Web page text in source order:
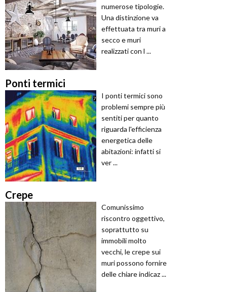
numerose tipologie.
Una distinzione va
effettuata tra muri a
secco e muri
realizzati con l ...
Ponti termici
I ponti termici sono
problemi sempre più
sentiti per quanto
riguarda l'efficienza
energetica delle
abitazioni: infatti si
ver ...
Crepe
Comunissimo
riscontro oggettivo,
soprattutto su
immobili molto
vecchi, le crepe sui
muri possono fornire
delle chiare indicaz ...